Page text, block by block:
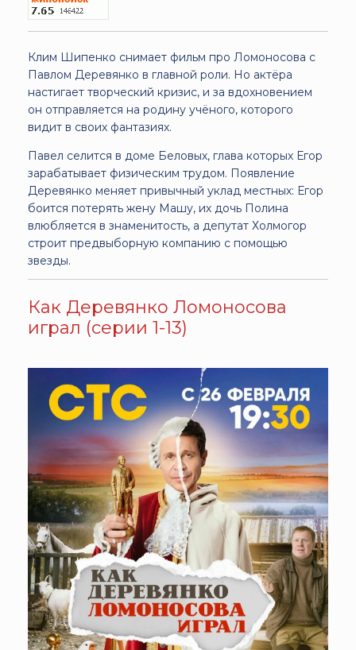
Клим Шипенко снимает фильм про Ломоносова с
Павлом Деревянко в главной роли. Но актёра
настигает творческий кризис, и за вдохновением
он отправляется на родину учёного, которого
видит в своих фантазиях.
Павел селится в доме Беловых, глава которых Егор
зарабатывает физическим трудом. Появление
Деревянко меняет привычный уклад местных: Егор
боится потерять жену Машу, их дочь Полина
влюбляется в знаменитость, а депутат Холмогор
строит предвыборную компанию с помощью
звезды.
Как Деревянко Ломоносова
играл (серии 1-13)